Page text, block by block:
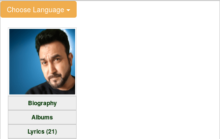
Choose Language
Biography
Albums
Lyrics (21)